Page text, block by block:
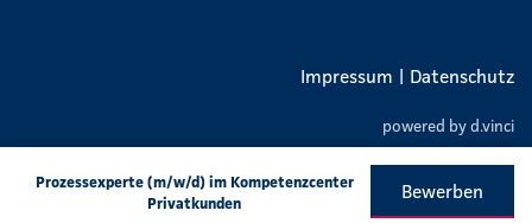
Prozessexperte (m/w/d) im Kompetenzcenter
Privatkunden
Bewerben
Impressum | Datenschutz
powered byd.vinci